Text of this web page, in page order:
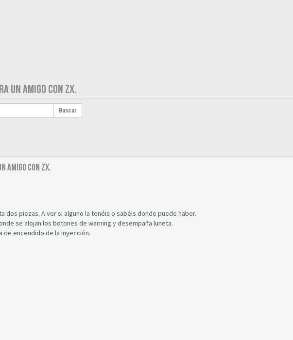
UN AMIGO CON ZX.
Buscar
amigo con ZX.
dos piezas. A ver si alguno la tenéis o sabéis donde puede haber.
se alojan los botones de warning y desempaña luneta.
de encendido de la inyección.